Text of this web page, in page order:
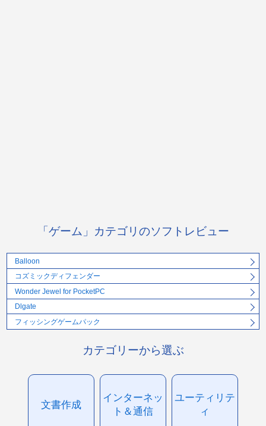
「ゲーム」カテゴリのソフトレビュー
Balloon
コズミックディフェンダー
Wonder Jewel for PocketPC
Dlgate
フィッシングゲームパック
カテゴリーから選ぶ
文書作成
インターネッ
ト＆通信
ユーティリテ
ィ